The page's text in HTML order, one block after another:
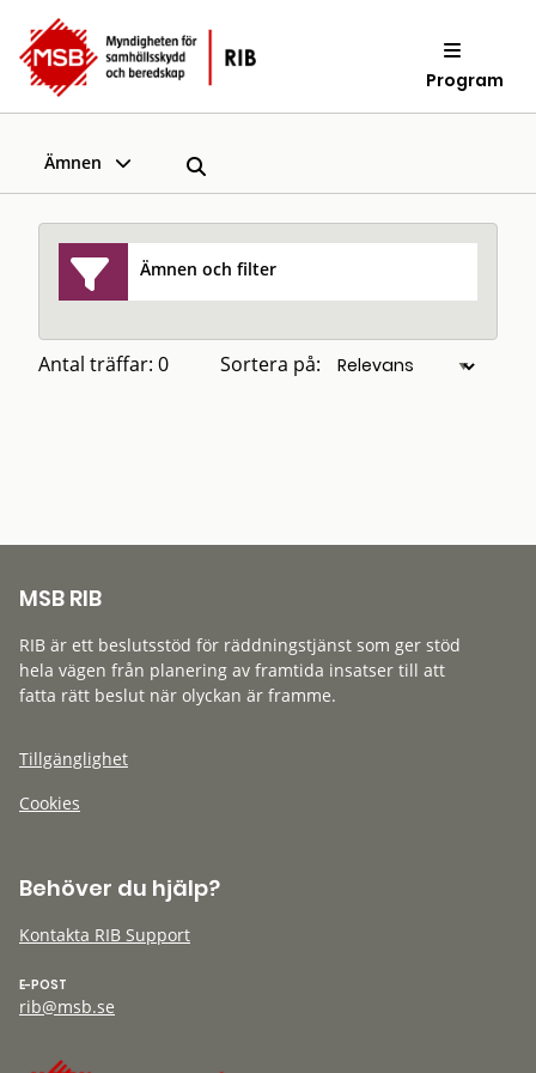
Program
Ämnen
Ämnen och filter
Antal träffar: 0 Sortera på:
MSB RIB
RIB är ett beslutsstöd för räddningstjänst som ger stöd
hela vägen från planering av framtida insatser till att
fatta rätt beslut när olyckan är framme.
Tillgänglighet
Cookies
Behöver du hjälp?
Kontakta RIB Support
E-POST
rib@msb.se